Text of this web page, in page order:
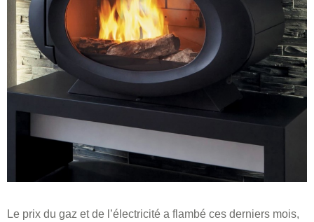
Le prix du gaz et de l’électricité a flambé ces derniers mois,